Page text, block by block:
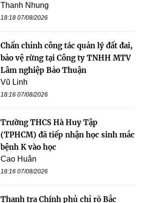
Thanh Nhung
18:18 07/08/2026
Chấn chỉnh công tác quản lý đất đai,
bảo vệ rừng tại Công ty TNHH MTV
Lâm nghiệp Bảo Thuận
Vũ Linh
18:16 07/08/2026
Trường THCS Hà Huy Tập
(TPHCM) đã tiếp nhận học sinh mắc
bệnh K vào học
Cao Huân
18:16 07/08/2026
Thanh tra Chính phủ chỉ rõ Bắc